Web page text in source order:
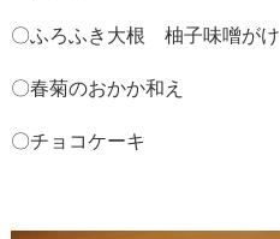
〇ふろふき大根 柚子味噌がけ
〇春菊のおかか和え
〇チョコケーキ